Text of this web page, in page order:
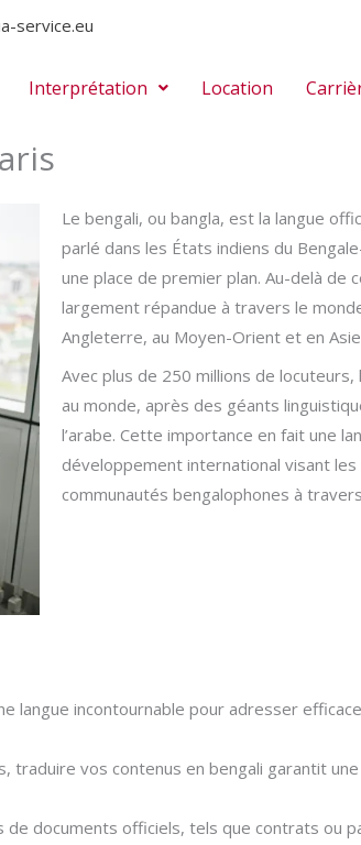
service.eu
Interprétation Location
Le bengali, ou bangla, est la langue
parlé dans les États indiens du
une place de premier plan. Au-delà de
largement répandue à travers le
Angleterre, au Moyen-Orient et en
Avec plus de 250 millions de
au monde, après des géants
l’arabe. Cette importance en fait une
développement international visant les
communautés bengalophones à
langue incontournable pour adresser
traduire vos contenus en bengali garantit
documents officiels, tels que contrats ou